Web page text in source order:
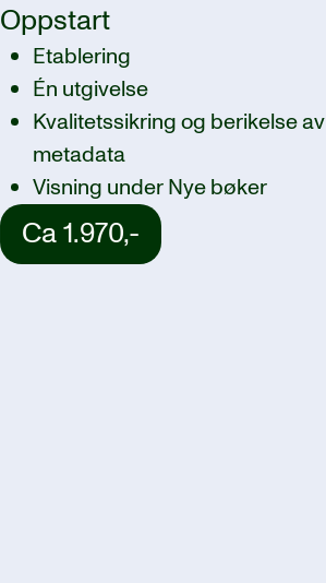
Oppstart
Etablering
Én utgivelse
Kvalitetssikring og berikelse av
metadata
Visning under Nye bøker
Ca 1.970,-